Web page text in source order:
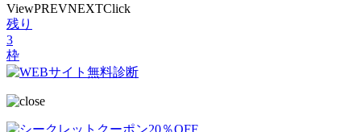
ViewPREVNEXTClick
残り
3
枠